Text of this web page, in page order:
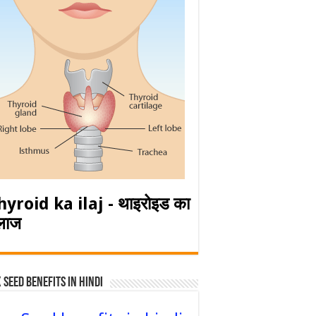
ka ilaj - थाइरोइड का
Seed Benefits in hindi